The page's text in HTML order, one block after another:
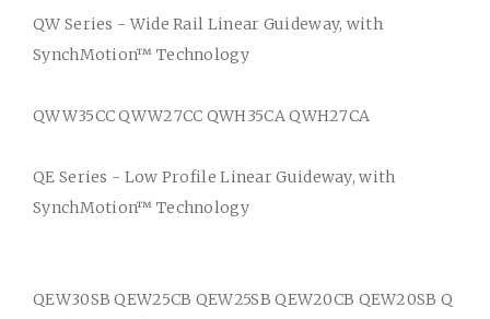
QW Series - Wide Rail Linear Guideway, with
SynchMotion™ Technology
QWW35CC QWW27CC QWH35CA QWH27CA
QE Series - Low Profile Linear Guideway, with
SynchMotion™ Technology
QEW30SB QEW25CB QEW25SB QEW20CB QEW20SB Q